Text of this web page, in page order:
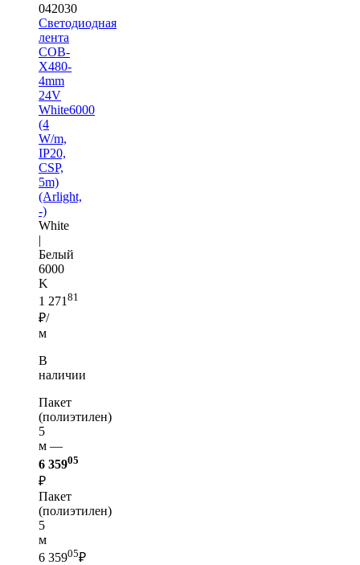
042030
Светодиодная
лента
COB-
X480-
4mm
24V
White6000
(4
W/m,
IP20,
CSP,
5m)
(Arlight,
-)
White
|
Белый
6000
K
1 271 81
₽/
м
В
наличии
Пакет
(полиэтилен)
5
м —
6 35905
₽
Пакет
(полиэтилен)
5
м
6 35905₽